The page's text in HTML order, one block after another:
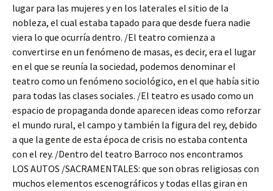
lugar para las mujeres y en los laterales el sitio de la
nobleza, el cual estaba tapado para que desde fuera nadie
viera lo que ocurría dentro. /El teatro comienza a
convertirse en un fenómeno de masas, es decir, era el lugar
en el que se reunía la sociedad, podemos denominar el
teatro como un fenómeno sociológico, en el que había sitio
para todas las clases sociales. /El teatro es usado como un
espacio de propaganda donde aparecen ideas como reforzar
el mundo rural, el campo y también la figura del rey, debido
a que la gente de esta época de crisis no estaba contenta
con el rey. /Dentro del teatro Barroco nos encontramos
LOS AUTOS /SACRAMENTALES: que son obras religiosas con
muchos elementos escenográficos y todas ellas giran en